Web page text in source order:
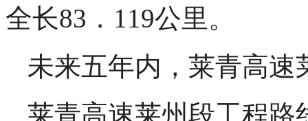
全长83．119公里。
未来五年内，莱青高
莱青高速莱州段工程路